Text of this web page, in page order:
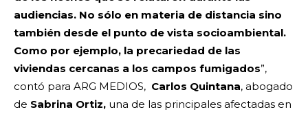
audiencias. No sólo en materia de distancia sino
también desde el punto de vista socioambiental.
Como por ejemplo, la precariedad de las
viviendas cercanas a los campos fumigados”,
contó para ARG MEDIOS, Carlos Quintana, abogado
de Sabrina Ortiz, una de las principales afectadas en